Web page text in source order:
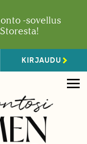
-sovellus
KIRJAUDU